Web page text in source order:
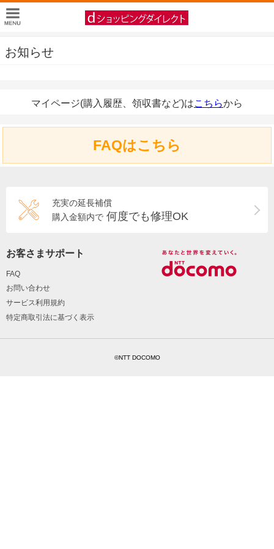
お知らせ
マイページ(購入履歴、領収書など)はこちらから
FAQはこちら
充実の延長補償
購入金額内で 何度でも修理OK
お客さまサポート
FAQ
お問い合わせ
サービス利用規約
特定商取引法に基づく表示
©NTT DOCOMO